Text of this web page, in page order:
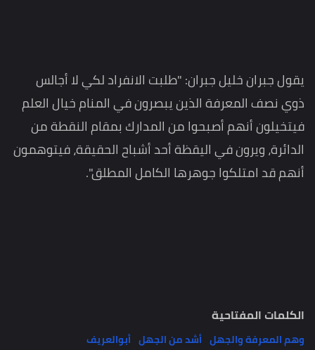
يقول جبران خليل جبران: "طلبت الانفراد لكي لا أجالس
ذوي نصف المعرفة الذين يبصرون في المنام خيال العلم
فيتخيلون أنهم أصبحوا من المدارك بمقام النقطة من
الدائرة، ويرون في اليقظة أحد أشباح الحقيقة، فيتوهمون
أنهم قد امتلكوا جوهرها الكامل المطلق".
الكلمات المفتاحية
وهم المعرفة والجهل أشد من الجهل أبوالعريف